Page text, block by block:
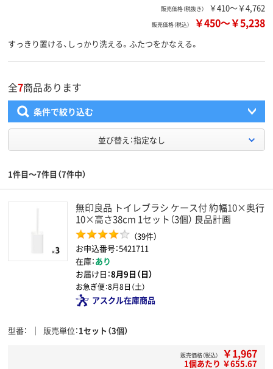
販売価格（税抜き） ￥410～￥4,762
販売価格（税込） ￥450～￥5,238
すっきり置ける、しっかり洗える。ふたつをかなえる。
全7商品あります
条件で絞り込む
並び替え：指定なし
1件目～7件目（7件中）
無印良品 トイレブラシ ケース付 約幅10×奥行
10×高さ38cm 1セット（3個） 良品計画
（39件）
お申込番号：5421711
在庫：あり
お届け日：8月9日（日）
お急ぎ便：8月8日（土）
アスクル在庫商品
型番 販売単位 1セット（3個）
販売価格（税込） ￥1,967
1個あたり ￥655.67